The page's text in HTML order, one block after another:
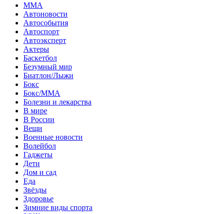
MMA
Автоновости
Автособытия
Автоспорт
Автоэксперт
Актеры
Баскетбол
Безумный мир
Биатлон/Лыжи
Бокс
Бокс/MMA
Болезни и лекарства
В мире
В России
Вещи
Военные новости
Волейбол
Гаджеты
Дети
Дом и сад
Еда
Звёзды
Здоровье
Зимние виды спорта